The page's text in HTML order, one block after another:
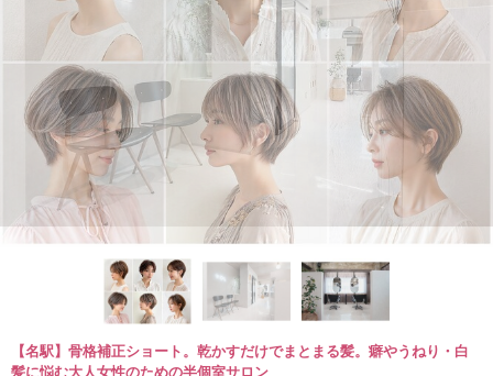
【名駅】骨格補正ショート。乾かすだけでまとまる髪。癖やうねり・白
髪に悩む大人女性のための半個室サロン